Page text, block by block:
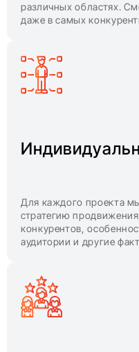
различных областях.
даже в самых
Для каждого проекта
стратегию
конкурентов,
аудитории и другие